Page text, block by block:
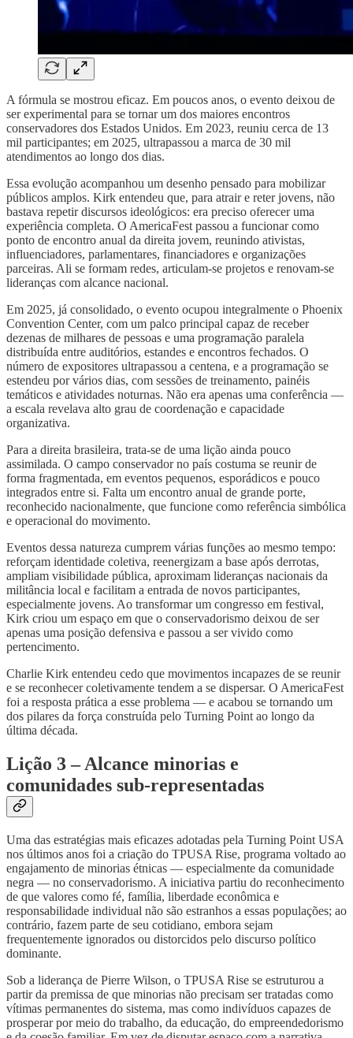
A fórmula se mostrou eficaz. Em poucos anos, o evento deixou de
ser experimental para se tornar um dos maiores encontros
conservadores dos Estados Unidos. Em 2023, reuniu cerca de 13
mil participantes; em 2025, ultrapassou a marca de 30 mil
atendimentos ao longo dos dias.
Essa evolução acompanhou um desenho pensado para mobilizar
públicos amplos. Kirk entendeu que, para atrair e reter jovens, não
bastava repetir discursos ideológicos: era preciso oferecer uma
experiência completa. O AmericaFest passou a funcionar como
ponto de encontro anual da direita jovem, reunindo ativistas,
influenciadores, parlamentares, financiadores e organizações
parceiras. Ali se formam redes, articulam-se projetos e renovam-se
lideranças com alcance nacional.
Em 2025, já consolidado, o evento ocupou integralmente o Phoenix
Convention Center, com um palco principal capaz de receber
dezenas de milhares de pessoas e uma programação paralela
distribuída entre auditórios, estandes e encontros fechados. O
número de expositores ultrapassou a centena, e a programação se
estendeu por vários dias, com sessões de treinamento, painéis
temáticos e atividades noturnas. Não era apenas uma conferência —
a escala revelava alto grau de coordenação e capacidade
organizativa.
Para a direita brasileira, trata-se de uma lição ainda pouco
assimilada. O campo conservador no país costuma se reunir de
forma fragmentada, em eventos pequenos, esporádicos e pouco
integrados entre si. Falta um encontro anual de grande porte,
reconhecido nacionalmente, que funcione como referência simbólica
e operacional do movimento.
Eventos dessa natureza cumprem várias funções ao mesmo tempo:
reforçam identidade coletiva, reenergizam a base após derrotas,
ampliam visibilidade pública, aproximam lideranças nacionais da
militância local e facilitam a entrada de novos participantes,
especialmente jovens. Ao transformar um congresso em festival,
Kirk criou um espaço em que o conservadorismo deixou de ser
apenas uma posição defensiva e passou a ser vivido como
pertencimento.
Charlie Kirk entendeu cedo que movimentos incapazes de se reunir
e se reconhecer coletivamente tendem a se dispersar. O AmericaFest
foi a resposta prática a esse problema — e acabou se tornando um
dos pilares da força construída pelo Turning Point ao longo da
última década.
Lição 3 – Alcance minorias e
comunidades sub-representadas
Uma das estratégias mais eficazes adotadas pela Turning Point USA
nos últimos anos foi a criação do TPUSA Rise, programa voltado ao
engajamento de minorias étnicas — especialmente da comunidade
negra — no conservadorismo. A iniciativa partiu do reconhecimento
de que valores como fé, família, liberdade econômica e
responsabilidade individual não são estranhos a essas populações; ao
contrário, fazem parte de seu cotidiano, embora sejam
frequentemente ignorados ou distorcidos pelo discurso político
dominante.
Sob a liderança de Pierre Wilson, o TPUSA Rise se estruturou a
partir da premissa de que minorias não precisam ser tratadas como
vítimas permanentes do sistema, mas como indivíduos capazes de
prosperar por meio do trabalho, da educação, do empreendedorismo